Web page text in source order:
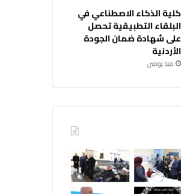
كلية الذكاء الاصطناعي في
البلقاء التطبيقية تحصل
على شهادة ضمان الجودة
الأردنية
منذ يومين